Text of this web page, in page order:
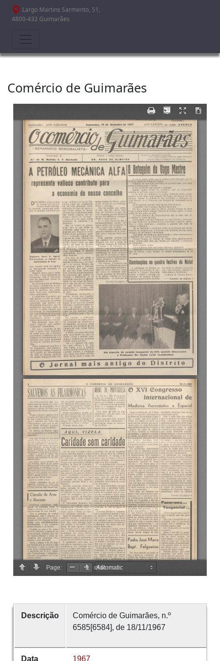
Passar para o conteúdo principal
Largo Martins Sarmento, 51,
4800-432 Guimarães
Comércio de Guimarães
Descrição
Comércio de Guimarães, n.º
6585[6584], de 18/11/1967
Data 1967